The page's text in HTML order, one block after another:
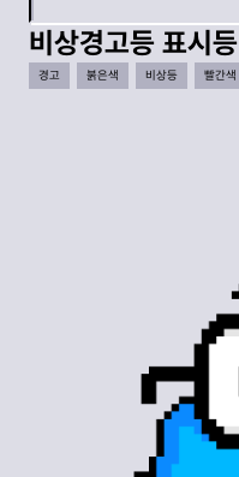
비상경고등 표시등
경고 붉은색 비상등 빨간색